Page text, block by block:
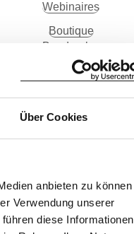
Über Cookies
anbieten zu können
Verwendung unserer
diese Informationen
Webinaires
Boutique
Banderoles
Vêtements
Blouses
Divers
Cartes postales
Autocollants